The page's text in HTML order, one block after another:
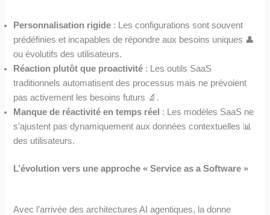
Personnalisation rigide : Les configurations sont souvent
prédéfinies et incapables de répondre aux besoins uniques 👤
ou évolutifs des utilisateurs.
Réaction plutôt que proactivité : Les outils SaaS
traditionnels automatisent des processus mais ne prévoient
pas activement les besoins futurs 🔬.
Manque de réactivité en temps réel : Les modèles SaaS ne
s’ajustent pas dynamiquement aux données contextuelles 📊
des utilisateurs.
L’évolution vers une approche « Service as a Software »
Avec l’arrivée des architectures AI agentiques, la donne